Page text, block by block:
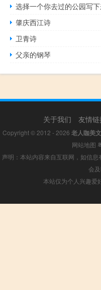
选择一个你去过的公园写
肇庆西江诗
卫青诗
父亲的钢琴
关于我们 友情
Copyright © 2012 - 2026 老人咖美
网站地图
声明：本站内容来自互联网，如信
会
本站仅为个人兴趣爱